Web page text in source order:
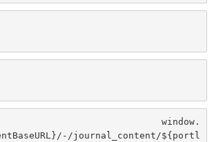
window.
journal_content/${portl